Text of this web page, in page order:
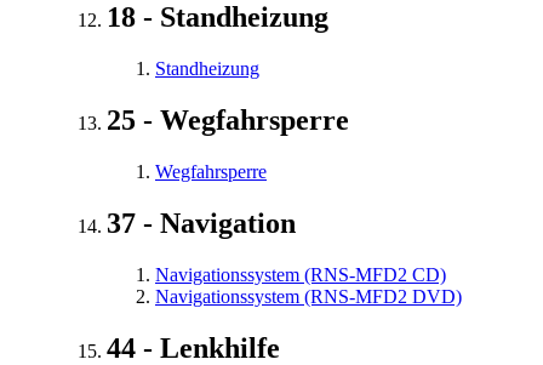
18 - Standheizung
Standheizung
25 - Wegfahrsperre
Wegfahrsperre
37 - Navigation
Navigationssystem (RNS-MFD2 CD)
Navigationssystem (RNS-MFD2 DVD)
44 - Lenkhilfe